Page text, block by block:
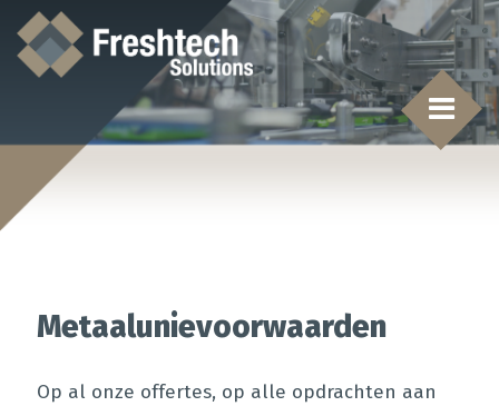
Metaalunievoorwaarden
Op al onze offertes, op alle opdrachten aan